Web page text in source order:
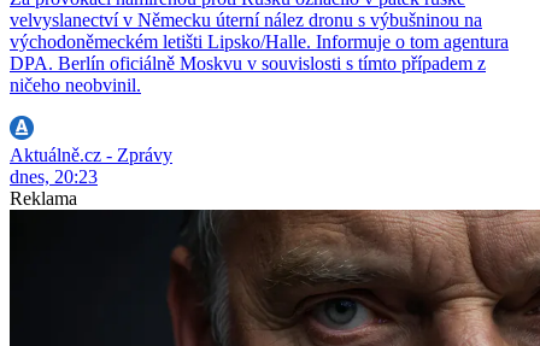
velvyslanectví v Německu úterní nález dronu s výbušninou na
východoněmeckém letišti Lipsko/Halle. Informuje o tom agentura
DPA. Berlín oficiálně Moskvu v souvislosti s tímto případem z
ničeho neobvinil.
Aktuálně.cz - Zprávy
dnes, 20:23
Reklama